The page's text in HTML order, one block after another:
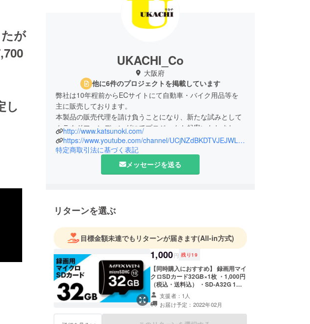
が
し
UKACHI_Co
大阪府
他に6件のプロジェクトを掲載しています
弊社は10年程前からECサイトにて自動車・バイク用品等を
主に販売しております。
本製品の販売代理を請け負うことになり、新たな試みとして
クラウドファンディングにてプロジェクト起案いたしまし
た。
本製品に少しでも興味がございましたらご支援いただけます
http://www.katsunoki.com/
https://www.youtube.com/channel/UCjNZdBKDTVJEJWLNlSW3tvg
特定商取引法に基づく表記
メッセージを送る
リターンを選ぶ
目標金額未達でもリターンが届きます(All-in方式)
1,000円 残り19
【同時購入におすすめ】 録画用マイ
クロSDカード32GB×1枚 ・1,000円
（税込・送料込） ・SD-A32G 1枚
・お届け：2022年2月上旬から発送
予定 ・ご注文状況等により出荷時期
が遅れる場合があります。
支援者：1人
お届け予定：2022年02月